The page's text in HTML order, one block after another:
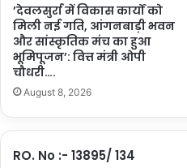
र
का
त
त्का
ली
क
हा
ता
’देवलसुर्रा में विकास कार्यों को
मिली नई गति, आंगनबाड़ी भवन
और सांस्कृतिक मंच का हुआ
भूमिपूजन’: वित्त मंत्री ओपी
चौधरी….
August 8, 2026
RO. No :- 13895/ 134